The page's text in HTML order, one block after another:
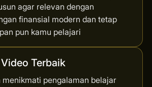
agar relevan dengan
finansial modern dan tetap
pun kamu pelajari
Terbaik
menikmati pengalaman belajar